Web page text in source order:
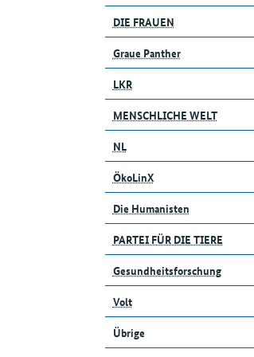
DIE FRAUEN
Graue Panther
LKR
MENSCHLICHE WELT
NL
ÖkoLinX
Die Humanisten
PARTEI FÜR DIE TIERE
Gesundheitsforschung
Volt
Übrige